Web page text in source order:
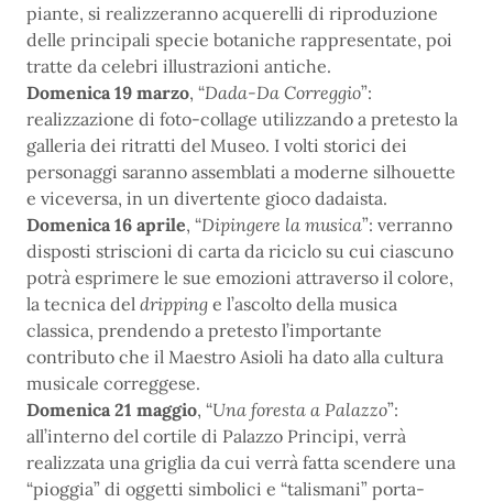
piante, si realizzeranno acquerelli di riproduzione
delle principali specie botaniche rappresentate, poi
tratte da celebri illustrazioni antiche.
Domenica 19 marzo, “Dada-Da Correggio”:
realizzazione di foto-collage utilizzando a pretesto la
galleria dei ritratti del Museo. I volti storici dei
personaggi saranno assemblati a moderne silhouette
e viceversa, in un divertente gioco dadaista.
Domenica 16 aprile, “Dipingere la musica”: verranno
disposti striscioni di carta da riciclo su cui ciascuno
potrà esprimere le sue emozioni attraverso il colore,
la tecnica del dripping e l’ascolto della musica
classica, prendendo a pretesto l’importante
contributo che il Maestro Asioli ha dato alla cultura
musicale correggese.
Domenica 21 maggio, “Una foresta a Palazzo”:
all’interno del cortile di Palazzo Principi, verrà
realizzata una griglia da cui verrà fatta scendere una
“pioggia” di oggetti simbolici e “talismani” porta-